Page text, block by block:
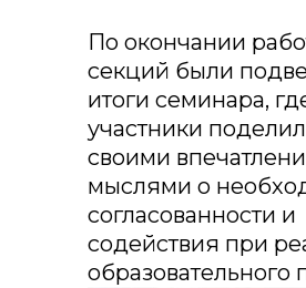
По окончании
секций были
итоги семинара,
участники
своими
мыслями о
согласованности и
содействия при
образовательного